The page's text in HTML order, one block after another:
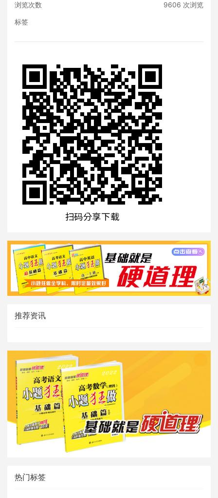
浏览次数 9606 次浏览
标签
推荐资讯
热门标签